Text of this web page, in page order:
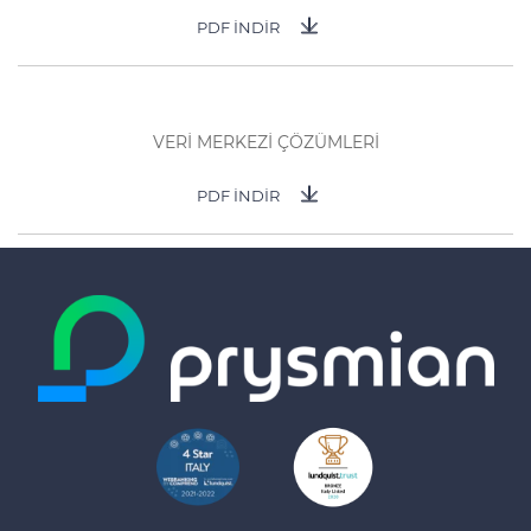
PDF İNDİR
VERİ MERKEZİ ÇÖZÜMLERİ
PDF İNDİR